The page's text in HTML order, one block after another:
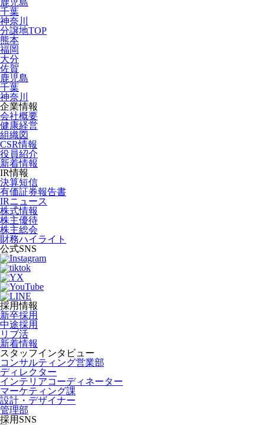
鹿児島
千葉
神奈川
分譲地TOP
熊本
福岡
大分
佐賀
鹿児島
千葉
神奈川
企業情報
会社概要
健康経営
組織図
CSR情報
役員紹介
新着情報
IR情報
決算短信
有価証券報告書
IRニュース
株式情報
株主優待
株主総会
財務ハイライト
公式SNS
採用情報
新卒採用
中途採用
リブ活
新着情報
スタッフインタビュー
コンサルティング営業部
ディレクター
インテリアコーディネーター
マーケティング課
設計・デザイナー
管理部
採用SNS